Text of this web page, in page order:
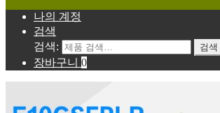
나의 계정
검색
검색:
검색
장바구니 0